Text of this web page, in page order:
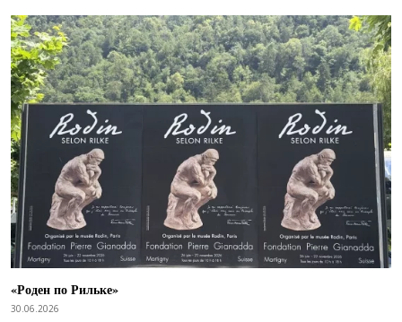
«Роден по Рильке»
30.06.2026